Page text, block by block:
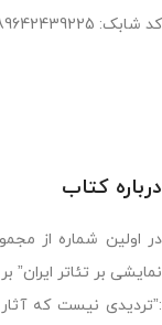
کد شابک: 9789642439225
درباره کتاب
در اولین شماره از
نمایشی بر تئاتر
:”تردیدی نیست که